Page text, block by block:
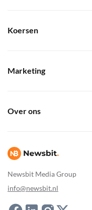
Newsbit Media Group
info@newsbit.nl
Koersen
Marketing
Over ons